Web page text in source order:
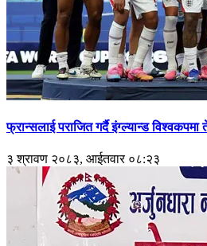
फ्रान्सलाई पराजित गर्दै इंग्ल्यान्ड विश्वकपमा
३ श्रावण २०८३, आईतवार ०८:२३